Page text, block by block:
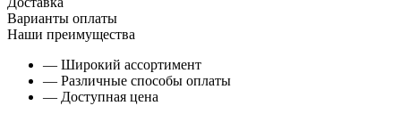
Варианты оплаты
Наши преимущества
— Широкий ассортимент
— Различные способы оплаты
— Доступная цена